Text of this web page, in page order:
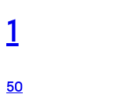
1
50